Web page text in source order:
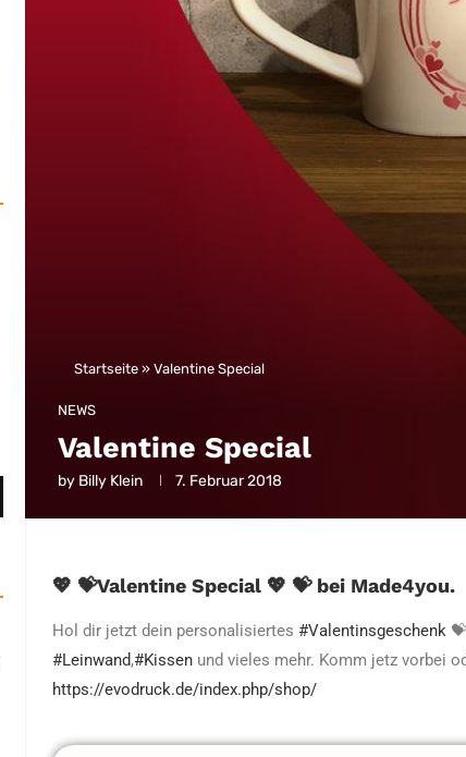
Startseite » Valentine Special
NEWS
Valentine Special
by Billy Klein 7. Februar 2018
💖 💝Valentine Special 💖 💝 bei Made4you.
Hol dir jetzt dein personalisiertes #Valentinsgeschenk 💝
#Leinwand,#Kissen und vieles mehr. Komm jetz vorbei
https://evodruck.de/index.php/shop/